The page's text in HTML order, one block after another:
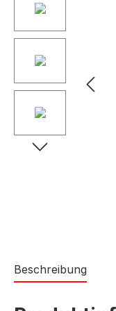
Beschreibung